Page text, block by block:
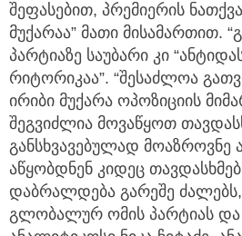
შეფასებით, პრემიერის
მუქარაა” მათი მისამართით.
პარტიაზე საუბარი კი
რიტორიკაა”. “შესაძლოა
ირიბი მუქარა ოპოზიციის
შეგვიძლია მოვაწყოთ
განსხვავებულად მოაზროვნე
აწყობდნენ კიდეც
დაბრალდება გარეშე
გლობალურ ომის პარტიას და